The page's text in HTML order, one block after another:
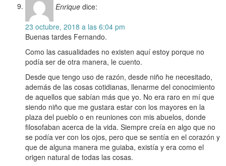
Enrique dice:
23 octubre, 2018 a las 6:04 pm
Buenas tardes Fernando.
Como las casualidades no existen aquí estoy porque no
podía ser de otra manera, le cuento.
Desde que tengo uso de razón, desde niño he necesitado,
además de las cosas cotidianas, llenarme del conocimiento
de aquellos que sabían más que yo. No era raro en mí que
siendo niño que me gustara estar con los mayores en la
plaza del pueblo o en reuniones con mis abuelos, donde
filosofaban acerca de la vida. Siempre creía en algo que no
se podía ver con los ojos, pero que se sentía en el corazón y
que de alguna manera me guiaba, existía y era como el
origen natural de todas las cosas.